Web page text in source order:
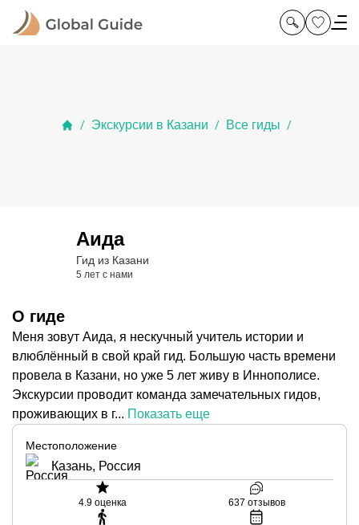
/ Экскурсии в Казани / Все гиды /
Аида
Гид из Казани
5 лет с нами
О гиде
Меня зовут Аида, я нескучный учитель истории и
влюблённый в свой край гид. Большую часть времени
провела в Казани, но уже 5 лет живу в Иннополисе.
Экскурсии проводит команда замечательных гидов,
проживающих в г... Показать еще
Местоположение
Казань, Россия
4.9 оценка 637 отзывов